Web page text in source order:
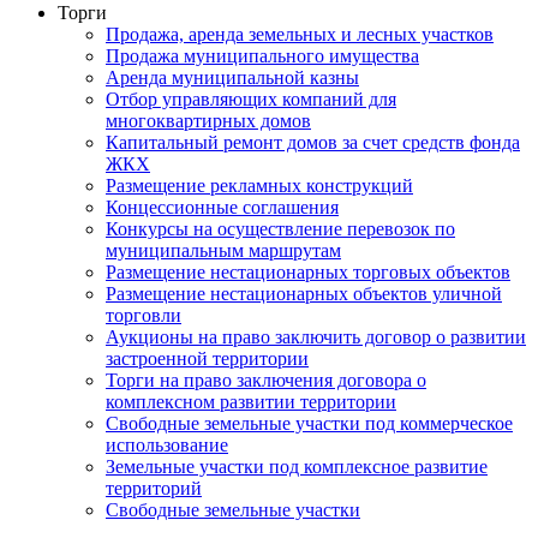
Торги
Продажа, аренда земельных и лесных участков
Продажа муниципального имущества
Аренда муниципальной казны
Отбор управляющих компаний для
многоквартирных домов
Капитальный ремонт домов за счет средств фонда
ЖКХ
Размещение рекламных конструкций
Концессионные соглашения
Конкурсы на осуществление перевозок по
муниципальным маршрутам
Размещение нестационарных торговых объектов
Размещение нестационарных объектов уличной
торговли
Аукционы на право заключить договор о развитии
застроенной территории
Торги на право заключения договора о
комплексном развитии территории
Свободные земельные участки под коммерческое
использование
Земельные участки под комплексное развитие
территорий
Свободные земельные участки